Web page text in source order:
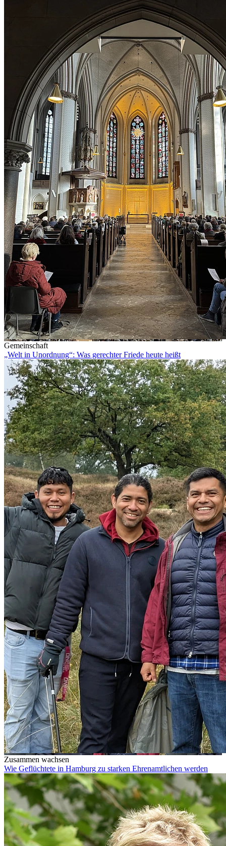
Gemeinschaft
„Welt in Unordnung“: Was gerechter Friede heute heißt
Zusammen wachsen
Wie Geflüchtete in Hamburg zu starken Ehrenamtlichen werden